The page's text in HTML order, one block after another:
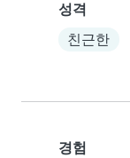
성격
친근한
경험